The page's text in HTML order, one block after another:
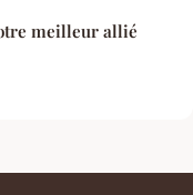
meilleur allié